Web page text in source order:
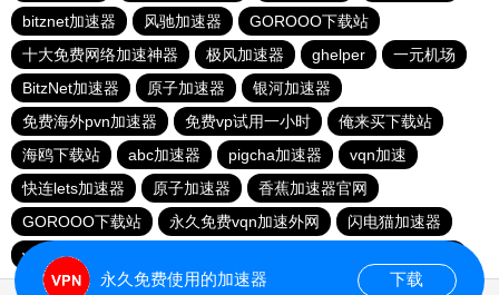
bitznet加速器
风驰加速器
GOROOO下载站
十大免费网络加速神器
极风加速器 ghelper
一元机场
BitzNet加速器
原子加速器
银河加速器
免费海外pvn加速器
免费vp试用一小时
俺来买下载站
海鸥下载站
abc加速器 pigcha加速器
vqn加速
快连lets加速器
原子加速器
香蕉加速器官网
GOROOO下载站
永久免费vqn加速外网
闪电猫加速器
vp(永久免费)加速器
永久免费使用的加速器 下载